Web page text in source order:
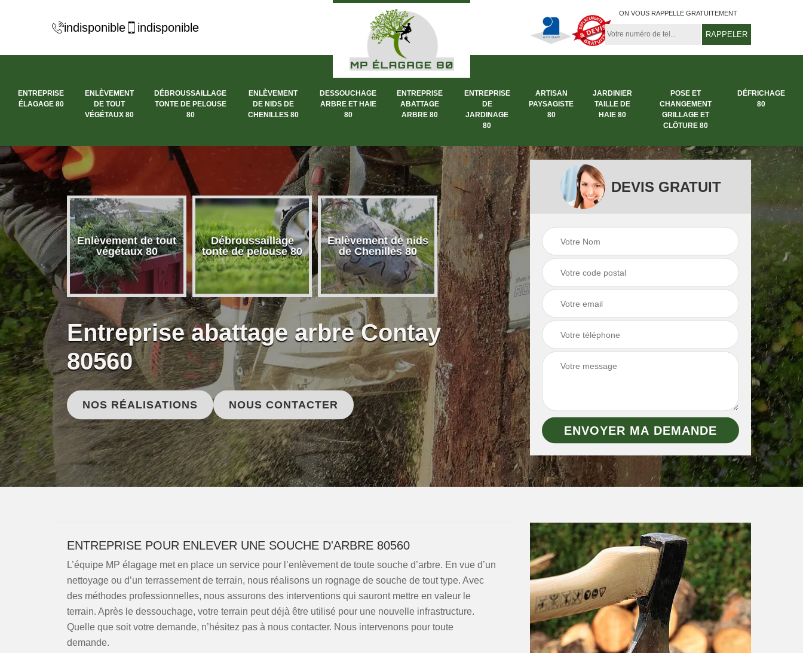
indisponible indisponible
ON VOUS RAPPELLE GRATUITEMENT
ENTREPRISE
ÉLAGAGE 80
ENLÈVEMENT
DE TOUT
VÉGÉTAUX 80
DÉBROUSSAILLAGE
TONTE DE PELOUSE
80
ENLÈVEMENT
DE NIDS DE
CHENILLES 80
DESSOUCHAGE
ARBRE ET HAIE
80
ENTREPRISE
ABATTAGE
ARBRE 80
ENTREPRISE
DE
JARDINAGE
80
ARTISAN
PAYSAGISTE
80
JARDINIER
TAILLE DE
HAIE 80
POSE ET
CHANGEMENT
GRILLAGE ET
CLÔTURE 80
DÉFRICHAGE
80
élagage
Enlèvement de tout
végétaux 80
Débroussaillage
tonte de pelouse 80
Enlèvement de nids
de Chenilles 80
Dessouchage arbre
et haie 80
Entreprise abattage
Entreprise de
jardinage 80
Entreprise abattage arbre Contay
80560
NOS RÉALISATIONS NOUS CONTACTER
DEVIS GRATUIT
ENTREPRISE POUR ENLEVER UNE SOUCHE D'ARBRE 80560
L’équipe MP élagage met en place un service pour l’enlèvement de toute souche d’arbre. En vue d’un
nettoyage ou d’un terrassement de terrain, nous réalisons un rognage de souche de tout type. Avec
des méthodes professionnelles, nous assurons des interventions qui sauront mettre en valeur le
terrain. Après le dessouchage, votre terrain peut déjà être utilisé pour une nouvelle infrastructure.
Quelle que soit votre demande, n’hésitez pas à nous contacter. Nous intervenons pour toute
demande.